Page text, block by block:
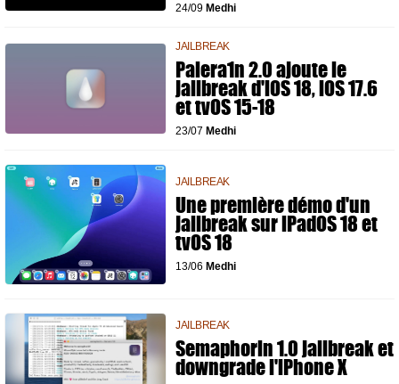
24/09 Medhi
JAILBREAK
Palera1n 2.0 ajoute le
jailbreak d'iOS 18, iOS 17.6
et tvOS 15-18
23/07 Medhi
JAILBREAK
Une première démo d'un
jailbreak sur iPadOS 18 et
tvOS 18
13/06 Medhi
JAILBREAK
Semaphorin 1.0 jailbreak et
downgrade l'iPhone X